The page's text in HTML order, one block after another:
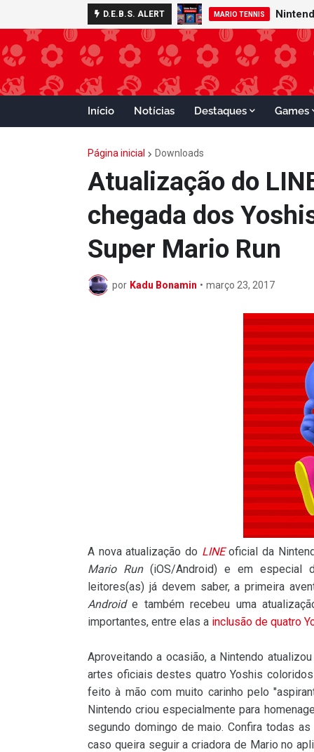
D.E.B.S. ALERT MARIO TENNIS
Início Notícias Destaques Games
Página inicial Downloads
Atualização do
chegada dos
Super Mario Run
por Kadu Bonamin • março 23, 2017
A nova atualização do LINEoficial da
Mario Run(iOS/Android) e em especial
leitores(as) já devem saber, a primeira
Androide também recebeu uma
importantes, entre elas a inclusão de quatro
Aproveitando a ocasião, a Nintendo
artes oficiais destes quatro Yoshis
feito à mão com muito carinho pelo
Nintendo criou especialmente para
segundo domingo de maio. Confira todas
caso queira seguir a criadora de Mario no